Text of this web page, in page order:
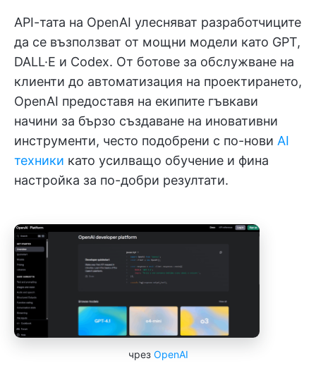
API-тата на OpenAI улесняват разработчиците
да се възползват от мощни модели като GPT,
DALL·E и Codex. От ботове за обслужване на
клиенти до автоматизация на проектирането,
OpenAI предоставя на екипите гъвкави
начини за бързо създаване на иновативни
инструменти, често подобрени с по-нови AI
техники като усилващо обучение и фина
настройка за по-добри резултати.
чрез OpenAI